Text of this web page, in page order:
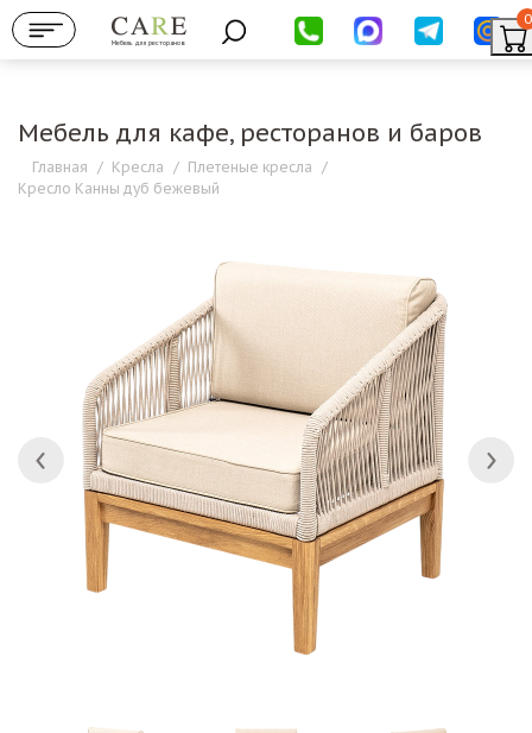
Мебель для ресторанов
0
Мебель для кафе, ресторанов и баров
Главная / Кресла / Плетеные кресла /
Кресло Канны дуб бежевый